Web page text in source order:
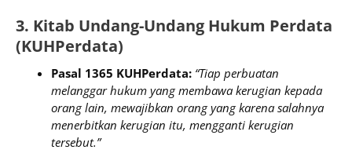
3. Kitab Undang-Undang Hukum Perdata
(KUHPerdata)
Pasal 1365 KUHPerdata: “Tiap perbuatan
melanggar hukum yang membawa kerugian kepada
orang lain, mewajibkan orang yang karena salahnya
menerbitkan kerugian itu, mengganti kerugian
tersebut.”